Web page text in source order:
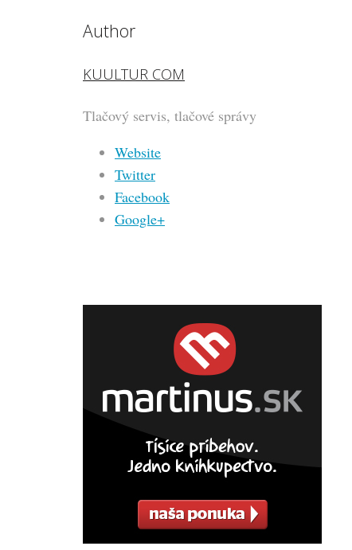
Author
KUULTUR COM
Tlačový servis, tlačové správy
Website
Twitter
Facebook
Google+